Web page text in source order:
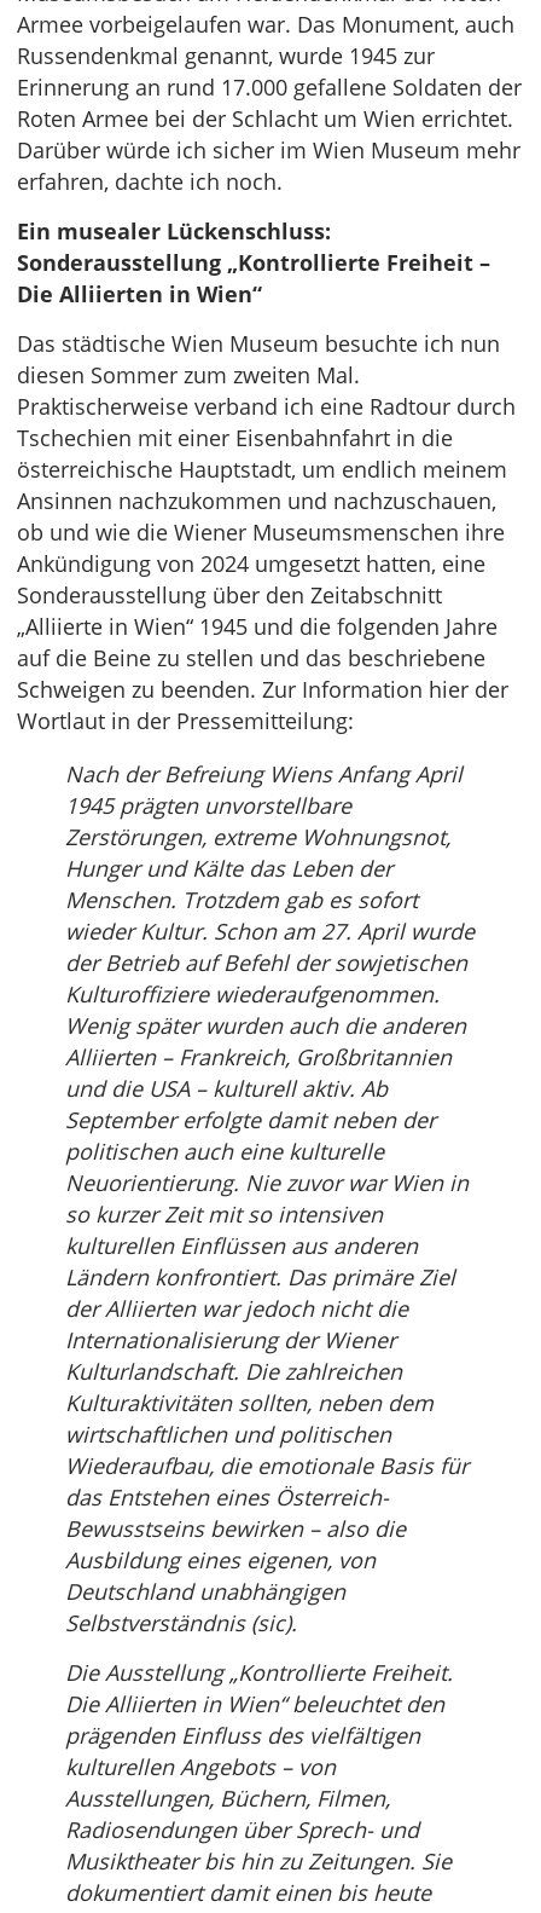
Armee vorbeigelaufen war. Das Monument, auch
Russendenkmal genannt, wurde 1945 zur
Erinnerung an rund 17.000 gefallene Soldaten der
Roten Armee bei der Schlacht um Wien errichtet.
Darüber würde ich sicher im Wien Museum mehr
erfahren, dachte ich noch.
Ein musealer Lückenschluss:
Sonderausstellung „Kontrollierte Freiheit –
Die Alliierten in Wien“
Das städtische Wien Museum besuchte ich nun
diesen Sommer zum zweiten Mal.
Praktischerweise verband ich eine Radtour durch
Tschechien mit einer Eisenbahnfahrt in die
österreichische Hauptstadt, um endlich meinem
Ansinnen nachzukommen und nachzuschauen,
ob und wie die Wiener Museumsmenschen ihre
Ankündigung von 2024 umgesetzt hatten, eine
Sonderausstellung über den Zeitabschnitt
„Alliierte in Wien“ 1945 und die folgenden Jahre
auf die Beine zu stellen und das beschriebene
Schweigen zu beenden. Zur Information hier der
Wortlaut in der Pressemitteilung:
Nach der Befreiung Wiens Anfang April
1945 prägten unvorstellbare
Zerstörungen, extreme Wohnungsnot,
Hunger und Kälte das Leben der
Menschen. Trotzdem gab es sofort
wieder Kultur. Schon am 27. April wurde
der Betrieb auf Befehl der sowjetischen
Kulturoffiziere wiederaufgenommen.
Wenig später wurden auch die anderen
Alliierten – Frankreich, Großbritannien
und die USA – kulturell aktiv. Ab
September erfolgte damit neben der
politischen auch eine kulturelle
Neuorientierung. Nie zuvor war Wien in
so kurzer Zeit mit so intensiven
kulturellen Einflüssen aus anderen
Ländern konfrontiert. Das primäre Ziel
der Alliierten war jedoch nicht die
Internationalisierung der Wiener
Kulturlandschaft. Die zahlreichen
Kulturaktivitäten sollten, neben dem
wirtschaftlichen und politischen
Wiederaufbau, die emotionale Basis für
das Entstehen eines Österreich-
Bewusstseins bewirken – also die
Ausbildung eines eigenen, von
Deutschland unabhängigen
Selbstverständnis (sic).
Die Ausstellung „Kontrollierte Freiheit.
Die Alliierten in Wien“ beleuchtet den
prägenden Einfluss des vielfältigen
kulturellen Angebots – von
Ausstellungen, Büchern, Filmen,
Radiosendungen über Sprech- und
Musiktheater bis hin zu Zeitungen. Sie
dokumentiert damit einen bis heute